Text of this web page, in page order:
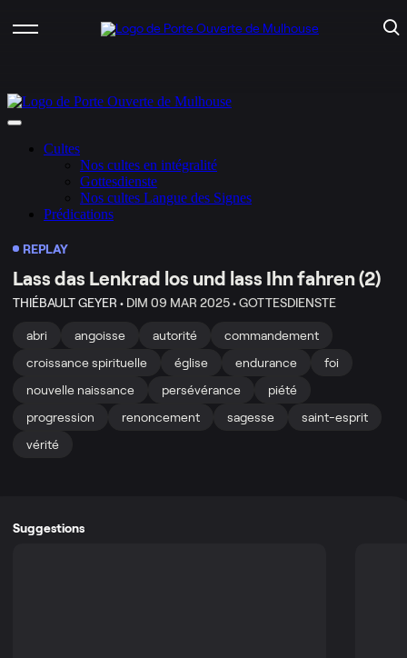
REPLAY
Lass das Lenkrad los und lass Ihn fahren (2)
THIÉBAULT GEYER • DIM 09 MAR 2025 •GOTTESDIENSTE
abri angoisse autorité
commandement
croissance spirituelle
église endurance
foi
nouvelle naissance
persévérance
piété
progression
renoncement sagesse
saint-esprit
vérité
Suggestions